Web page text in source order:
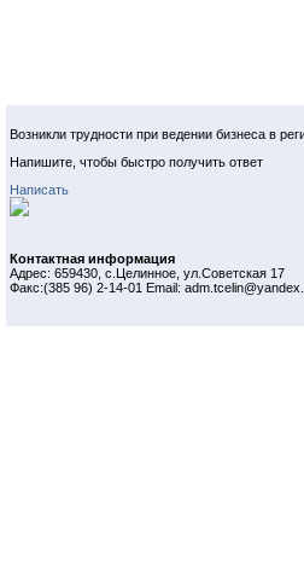
Возникли трудности при ведении бизнеса в
Напишите, чтобы быстро получить ответ
Написать
Контактная информация
Адрес: 659430, с.Целинное, ул.Советская 17
Факс:(385 96) 2-14-01 Email: